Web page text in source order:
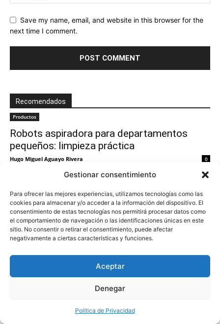
Gestionar consentimiento
Para ofrecer las mejores experiencias, utilizamos tecnologías como las
cookies para almacenar y/o acceder a la información del dispositivo. El
consentimiento de estas tecnologías nos permitirá procesar datos como
el comportamiento de navegación o las identificaciones únicas en este
sitio. No consentir o retirar el consentimiento, puede afectar
negativamente a ciertas características y funciones.
Aceptar
Denegar
Política de Privacidad
Save my name, email, and website in this browser for the
next time I comment.
Recomendados
Productos
Robots aspiradora para departamentos
pequeños: limpieza práctica
Hugo Miguel Aguayo Rivera 0
cobertura y limpieza continua
Robots friegasuelos para pisos duros: brillo
sin esfuerzo
Mini robots de limpieza para espacios
pequeños y rutinas rápidas